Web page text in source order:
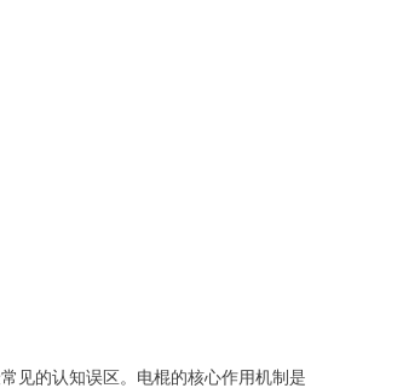
见的认知误区。电棍的核心作用机制是